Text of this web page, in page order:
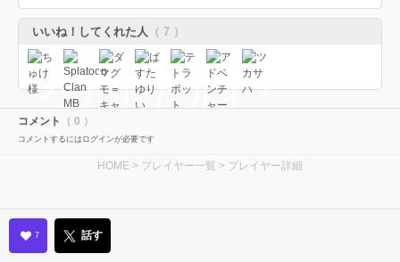
いいね！してくれた人 （ 7 ）
コメント （ 0 ）
コメントするにはログインが必要です
HOME > プレイヤー一覧 > プレイヤー詳細
7 話す